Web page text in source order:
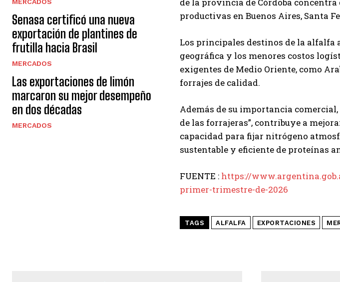
Senasa certificó una nueva
exportación de plantines de
frutilla hacia Brasil
MERCADOS
Las exportaciones de limón
marcaron su mejor desempeño
en dos décadas
MERCADOS
productivas en Buenos Aires, Santa
Los principales destinos de la alfalfa
geográfica y los menores costos
exigentes de Medio Oriente, como
forrajes de calidad.
Además de su importancia
de las forrajeras”, contribuye a
capacidad para fijar nitrógeno
sustentable y eficiente de proteínas
FUENTE : https://
primer-trimestre-de-2026
TAGS ALFALFA EXPORTACIONES